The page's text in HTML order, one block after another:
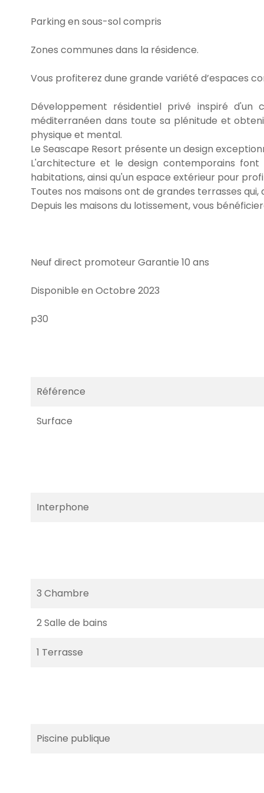
Parking en sous-sol compris
Zones communes dans la résidence.
Vous profiterez dune grande variété d’espaces
Développement résidentiel privé inspiré
méditerranéen dans toute sa plénitude et
physique et mental.
Le Seascape Resort présente un design
L'architecture et le design contemporains
habitations, ainsi qu'un espace extérieur pour
Toutes nos maisons ont de grandes terrasses
Depuis les maisons du lotissement, vous
Neuf direct promoteur Garantie 10 ans
Disponible en Octobre 2023
p30
Référence
Surface
Interphone
3 Chambre
2 Salle de bains
1 Terrasse
Piscine publique